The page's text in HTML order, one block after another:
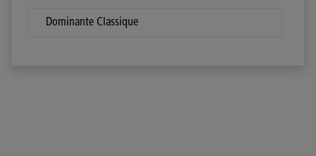
Dominante Classique